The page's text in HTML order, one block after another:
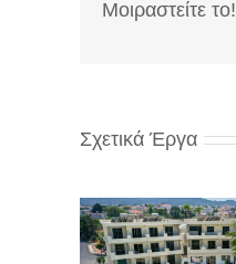
Μοιραστείτε το!
Σχετικά Έργα